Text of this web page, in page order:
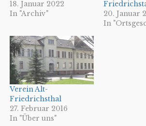
18. Januar 2022
In "Archiv"
20. Januar
In
Verein Alt-
Friedrichsthal
27. Februar 2016
In "Über uns"